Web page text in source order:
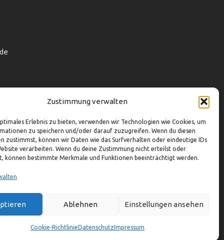
Zustimmung verwalten
Erlebnis zu bieten, verwenden wir Technologien wie Cookies, um
zu speichern und/oder darauf zuzugreifen. Wenn du diesen
zustimmst, können wir Daten wie das Surfverhalten oder eindeutige IDs
verarbeiten. Wenn du deine Zustimmung nicht erteilst oder
können bestimmte Merkmale und Funktionen beeinträchtigt werden.
Ablehnen Einstellungen ansehen
Cookie-RichtlinieDatenschutzImpressum